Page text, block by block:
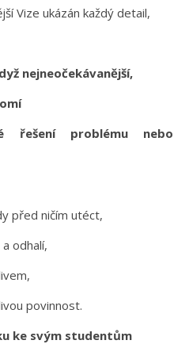
Vize ukázán každý detail,
nejneočekávanější,
řešení problému nebo
před ničím utéct,
odhalí,
povinnost.
ke svým studentům